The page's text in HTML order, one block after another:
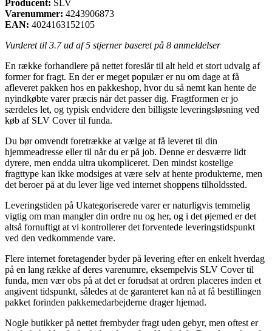
Producent: SLV
Varenummer: 4243906873
EAN: 4024163152105
Vurderet til 3.7ud af 5 stjerner baseret på 8 anmeldelser
En række forhandlere på nettet foreslår til alt held et stort udvalg af
former for fragt. En der er meget populær er nu om dage at få
afleveret pakken hos en pakkeshop, hvor du så nemt kan hente de
nyindkøbte varer præcis når det passer dig. Fragtformen er jo
særdeles let, og typisk endvidere den billigste leveringsløsning ved
køb af SLV Cover til funda.
Du bør omvendt foretrække at vælge at få leveret til din
hjemmeadresse eller til når du er på job. Denne er desværre lidt
dyrere, men endda ultra ukompliceret. Den mindst kostelige
fragttype kan ikke modsiges at være selv at hente produkterne, men
det beroer på at du lever lige ved internet shoppens tilholdssted.
Leveringstiden på Ukategoriserede varer er naturligvis temmelig
vigtig om man mangler din ordre nu og her, og i det øjemed er det
altså fornuftigt at vi kontrollerer det forventede leveringstidspunkt
ved den vedkommende vare.
Flere internet foretagender byder på levering efter en enkelt hverdag
på en lang række af deres varenumre, eksempelvis SLV Cover til
funda, men vær obs på at det er forudsat at ordren placeres inden et
angivent tidspunkt, således at de garanteret kan nå at få bestillingen
pakket forinden pakkemedarbejderne drager hjemad.
Nogle butikker på nettet frembyder fragt uden gebyr, men oftest er